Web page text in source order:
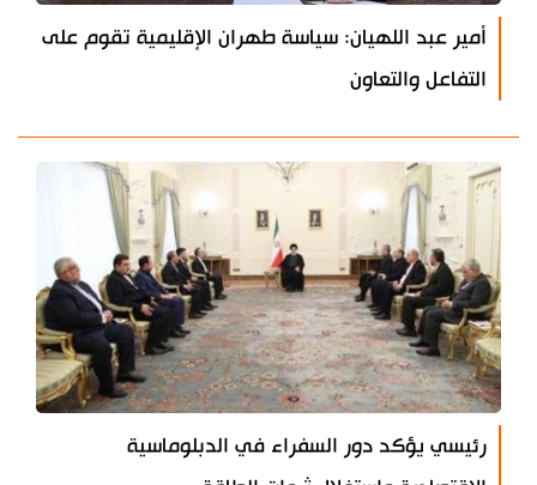
أمير عبد اللهيان: سياسة طهران الإقليمية تقوم على
التفاعل والتعاون
رئيسي يؤكد دور السفراء في الدبلوماسية